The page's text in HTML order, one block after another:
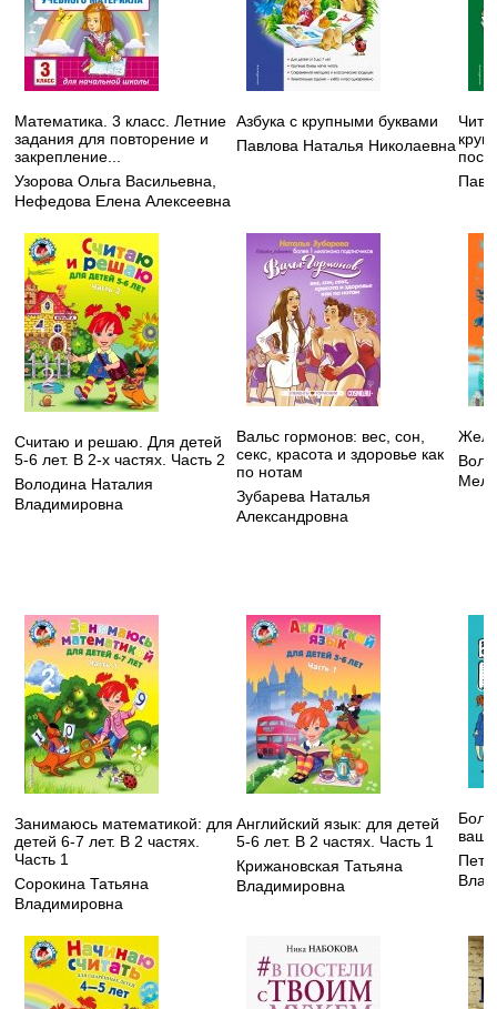
Математика. 3 класс. Летние
задания для повторение и
закрепление...
Узорова Ольга Васильевна
Нефедова Елена Алексеевна
Азбука с крупными буквами
Павлова Наталья Николаевна
Считаю и решаю. Для детей
5-6 лет. В 2-х частях. Часть 2
Володина Наталия
Владимировна
Вальс гормонов: вес, сон,
секс, красота и здоровье как
по нотам
Зубарева Наталья
Александровна
Занимаюсь математикой: для
детей 6-7 лет. В 2 частях.
Часть 1
Сорокина Татьяна
Владимировна
Английский язык: для детей
5-6 лет. В 2 частях. Часть 1
Крижановская Татьяна
Владимировна